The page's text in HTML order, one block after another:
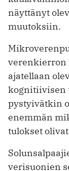
näyttänyt
muutoksiin.
verenkierron
ajatellaan
kognitiivisen
pystyivätkin
enemmän
tulokset
verisuonien